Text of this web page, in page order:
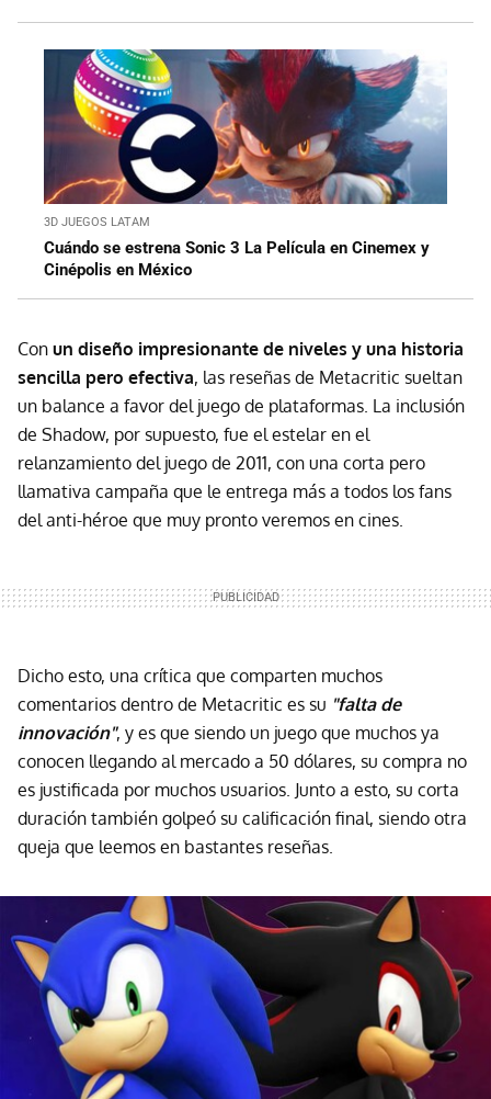
3D JUEGOS LATAM
Cuándo se estrena Sonic 3 La Película en Cinemex y
Cinépolis en México
Con un diseño impresionante de niveles y una historia
sencilla pero efectiva, las reseñas de Metacritic sueltan
un balance a favor del juego de plataformas. La inclusión
de Shadow, por supuesto, fue el estelar en el
relanzamiento del juego de 2011, con una corta pero
llamativa campaña que le entrega más a todos los fans
del anti-héroe que muy pronto veremos en cines.
Dicho esto, una crítica que comparten muchos
comentarios dentro de Metacritic es su "falta de
innovación", y es que siendo un juego que muchos ya
conocen llegando al mercado a 50 dólares, su compra no
es justificada por muchos usuarios. Junto a esto, su corta
duración también golpeó su calificación final, siendo otra
queja que leemos en bastantes reseñas.